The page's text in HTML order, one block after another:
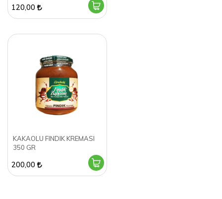
120,00
KAKAOLU FINDIK KREMASI
350 GR
200,00